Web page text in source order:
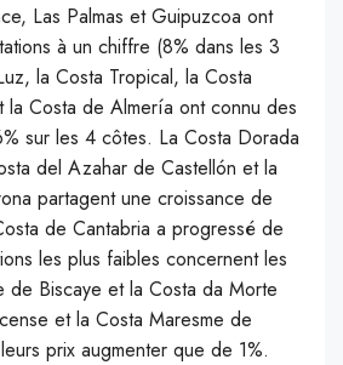
Las Palmas et Guipuzcoa ont
à un chiffre (8% dans les 3
la Costa Tropical, la Costa
la Costa de Almería ont connu des
sur les 4 côtes. La Costa Dorada
del Azahar de Castellón et la
partagent une croissance de
de Cantabria a progressé de
les plus faibles concernent les
de Biscaye et la Costa da Morte
et la Costa Maresme de
prix augmenter que de 1%.